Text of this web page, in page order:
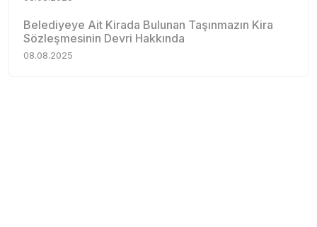
Belediyeye Ait Kirada Bulunan Taşınmazın Kira
Sözleşmesinin Devri Hakkında
08.08.2025